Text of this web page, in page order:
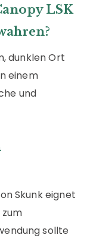
LSK
dunklen Ort
einem
und
Skunk eignet
sollte